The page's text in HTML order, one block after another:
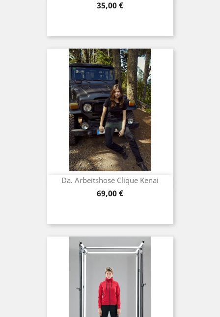
Preis
35,00 €
Da. Arbeitshose Clique Kenai
Preis
69,00 €